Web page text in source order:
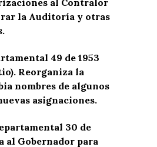
la Auditoría y otras
49 de 1953
Reorganiza la
nombres de algunos
asignaciones.
30 de
al Gobernador para